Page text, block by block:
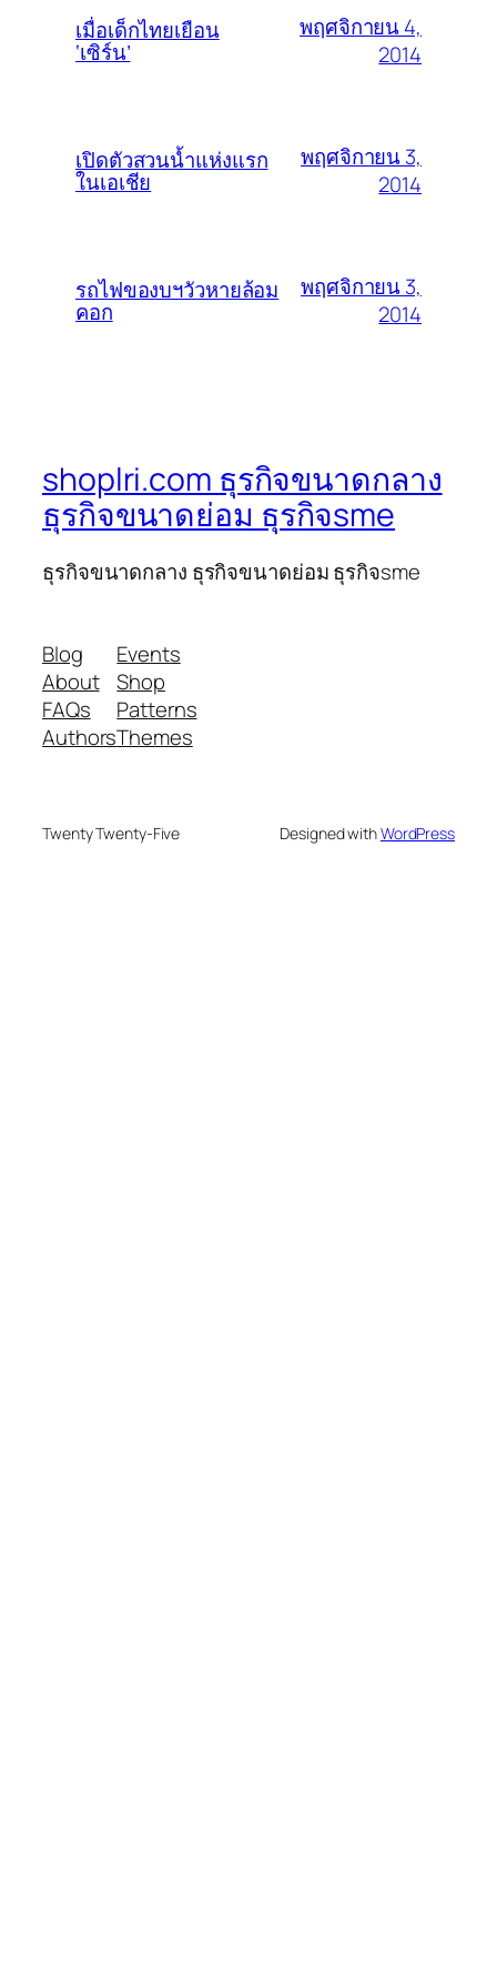
เมื่อเด็กไทยเยือน
‘เซิร์น’
พฤศจิกายน 4,
2014
เปิดตัวสวนน้ำแห่งแรก
ในเอเชีย
พฤศจิกายน 3,
2014
รถไฟของบฯวัวหายล้อม
คอก
พฤศจิกายน 3,
2014
shoplri.com ธุรกิจขนาดกลาง
ธุรกิจขนาดย่อม ธุรกิจsme
ธุรกิจขนาดกลาง ธุรกิจขนาดย่อม ธุรกิจsme
Blog
About
FAQs
Authors
Events
Shop
Patterns
Themes
Twenty Twenty-Five Designed withWordPress